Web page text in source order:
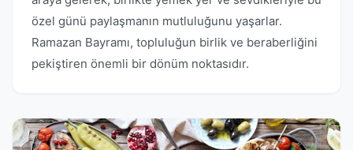
özel günü paylaşmanın mutluluğunu yaşarlar.
Ramazan Bayramı, topluluğun birlik ve beraberliğini
pekiştiren önemli bir dönüm noktasıdır.